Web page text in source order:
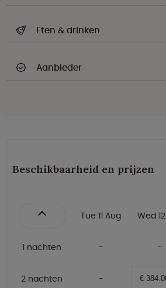
Eten & drinken
Aanbieder
Beschikbaarheid en prijzen
Tue 11 Aug Wed
1 nachten
2 nachten €